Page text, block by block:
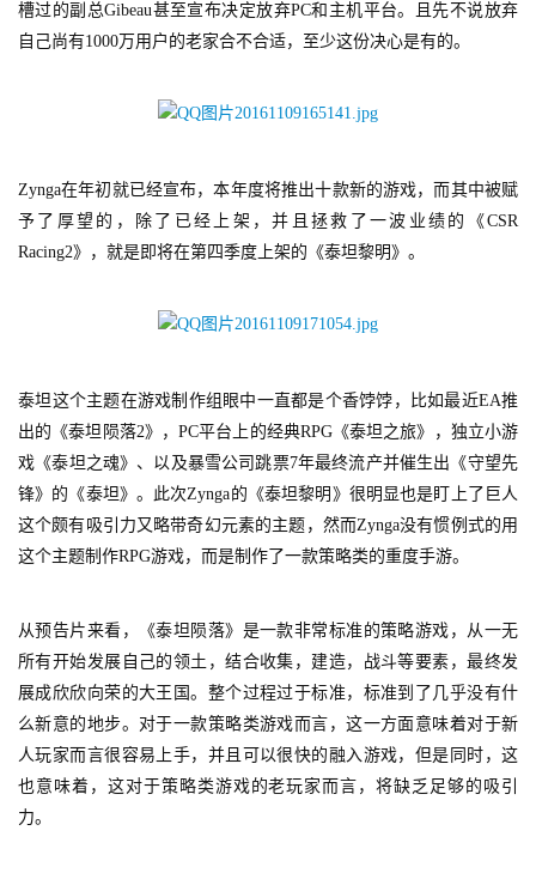
首
茶
原
创
游
戏
业
手
机
游
戏
单
槽过的副总Gibeau甚至宣布决定放弃PC和主机平台。且先不说放弃
自己尚有1000万用户的老家合不合适，至少这份决心是有的。
Zynga在年初就已经宣布，本年度将推出十款新的游戏，而其中被赋
予了厚望的，除了已经上架，并且拯救了一波业绩的《CSR
Racing2》，就是即将在第四季度上架的《泰坦黎明》。
泰坦这个主题在游戏制作组眼中一直都是个香饽饽，比如最近EA推
出的《泰坦陨落2》，PC平台上的经典RPG《泰坦之旅》，独立小游
戏《泰坦之魂》、以及暴雪公司跳票7年最终流产并催生出《守望先
锋》的《泰坦》。此次Zynga的《泰坦黎明》很明显也是盯上了巨人
这个颇有吸引力又略带奇幻元素的主题，然而Zynga没有惯例式的用
这个主题制作RPG游戏，而是制作了一款策略类的重度手游。
从预告片来看，《泰坦陨落》是一款非常标准的策略游戏，从一无
所有开始发展自己的领土，结合收集，建造，战斗等要素，最终发
展成欣欣向荣的大王国。整个过程过于标准，标准到了几乎没有什
么新意的地步。对于一款策略类游戏而言，这一方面意味着对于新
人玩家而言很容易上手，并且可以很快的融入游戏，但是同时，这
也意味着，这对于策略类游戏的老玩家而言，将缺乏足够的吸引
力。